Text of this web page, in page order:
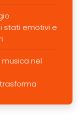
stati emotivi e
nel